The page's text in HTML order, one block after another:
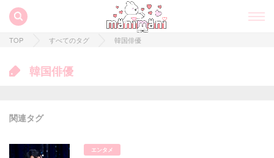
TOP すべてのタグ 韓国俳優
韓国俳優
関連タグ
エンタメ